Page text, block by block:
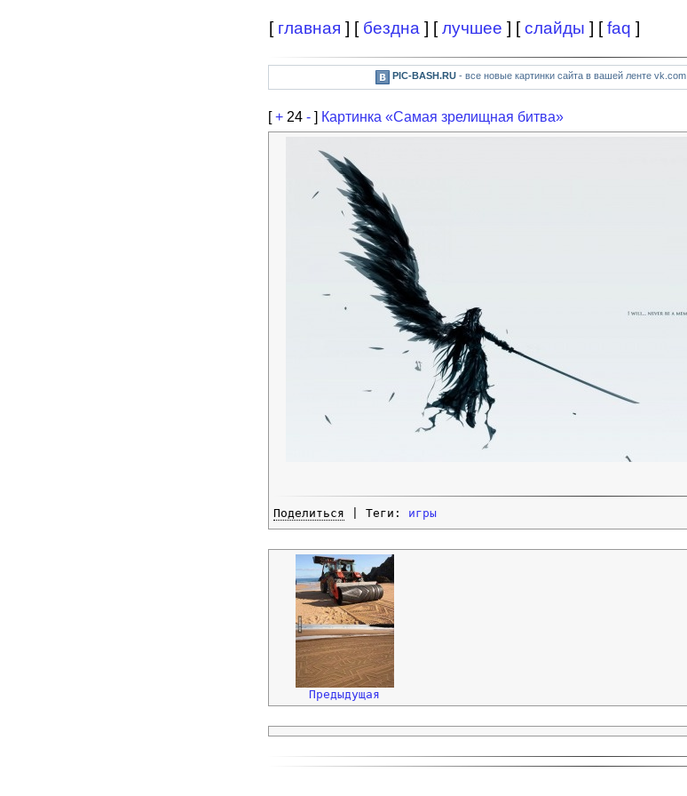
[ главная ] [ бездна ] [лучшее ] [слайды ] [faq ]
PIC-BASH.RU- все новые картинки сайта в вашей ленте vk.com
[+ 24 - ] Картинка «Самая зрелищная битва»
Поделиться | Теги: игры
Предыдущая